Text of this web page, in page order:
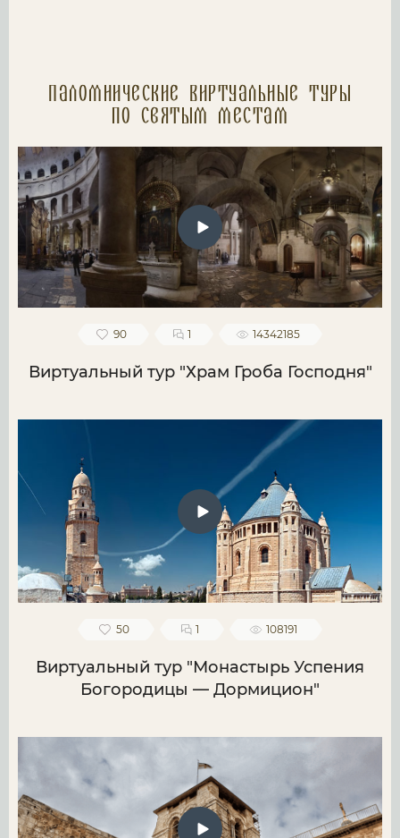
Паломнические Виртуальные туры
по святым местам
90 1 14342185
Виртуальный тур "Храм Гроба Господня"
50 1 108191
Виртуальный тур "Монастырь Успения
Богородицы — Дормицион"